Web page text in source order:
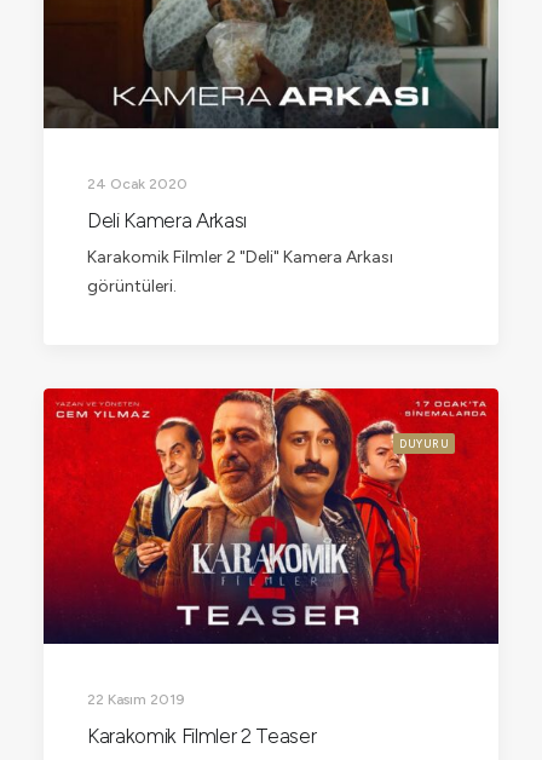
24 Ocak 2020
Deli Kamera Arkası
Karakomik Filmler 2 "Deli" Kamera Arkası
görüntüleri.
DUYURU
22 Kasım 2019
Karakomik Filmler 2 Teaser